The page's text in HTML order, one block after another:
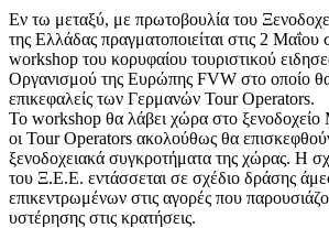
Εν τω μεταξύ, με πρωτοβουλία του
της Ελλάδας πραγματοποιείται στις 2
workshop του κορυφαίου τουριστικού
Οργανισμού της Ευρώπης FVW στο οποίο
επικεφαλείς των Γερμανών Tour Operators.
Το workshop θα λάβει χώρα στο ξενοδοχείο
οι Tour Operators ακολούθως θα
ξενοδοχειακά συγκροτήματα της χώρας. Η
του Ξ.Ε.Ε. εντάσσεται σε σχέδιο δράσης
επικεντρωμένων στις αγορές που
υστέρησης στις κρατήσεις.